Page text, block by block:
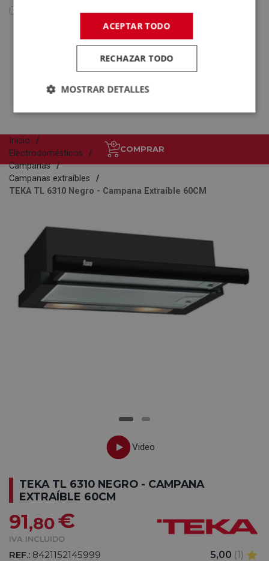
Reacondicionados y Outlet
Reacondicionados y
Outlet
Electrodomésticos
COMPRAR
Inicio
Electrodomésticos
Campanas
Campanas extraíbles
TEKA TL 6310 Negro - Campana Extraíble 60CM
TEKA TL 6310 NEGRO - CAMPANA
EXTRAÍBLE 60CM
91,80€
IVA INCLUIDO
REF.: 8421152145999 5,00 (1)
ACEPTAR TODO
RECHAZAR TODO
MOSTRAR DETALLES